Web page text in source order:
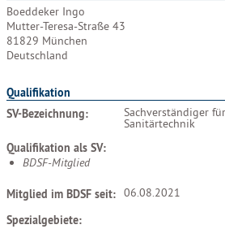
Boeddeker Ingo
Mutter-Teresa-Straße 43
81829 München
Deutschland
Qualifikation
SV-Bezeichnung:
Sachverständiger
Sanitärtechnik
Qualifikation als SV:
BDSF-Mitglied
Mitglied im BDSF seit: 06.08.2021
Spezialgebiete: